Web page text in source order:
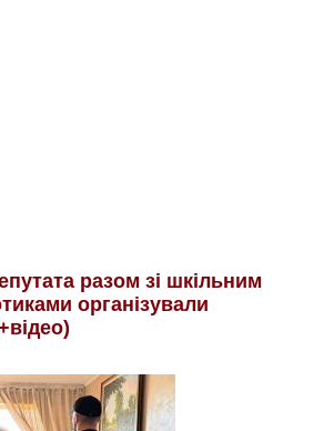
разом зі шкільним
організували